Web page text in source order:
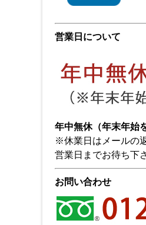
営業日について
年中無休（年末年始
※休業日はメールの
営業日までお待ち下
お問い合わせ